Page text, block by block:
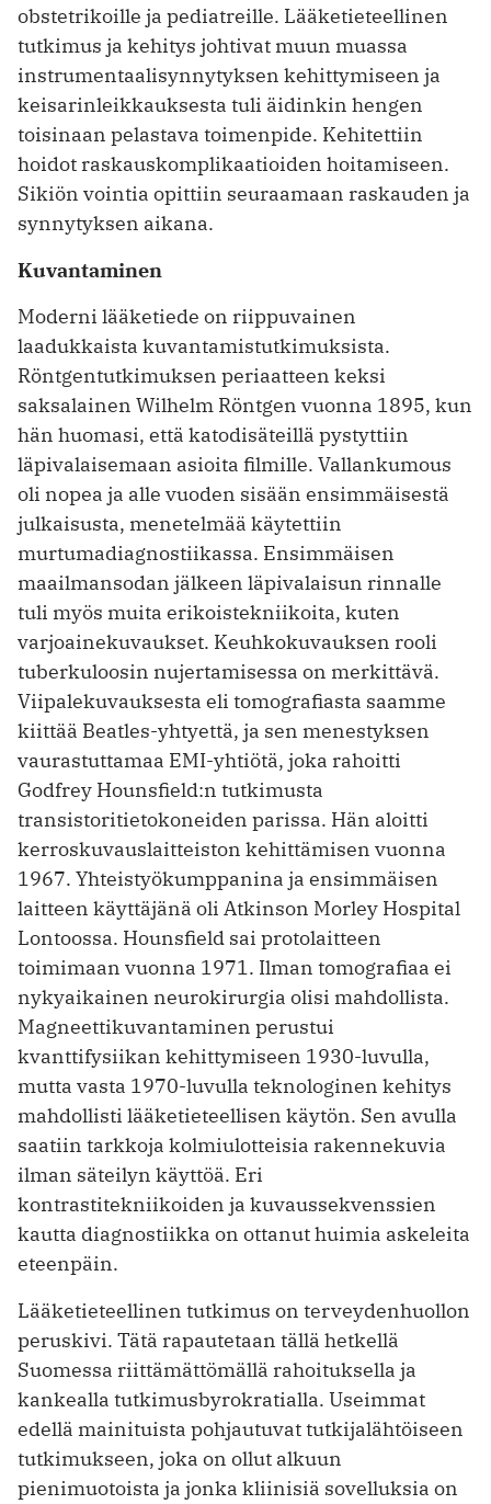
obstetrikoille ja pediatreille. Lääketieteellinen
tutkimus ja kehitys johtivat muun muassa
instrumentaalisynnytyksen kehittymiseen ja
keisarinleikkauksesta tuli äidinkin hengen
toisinaan pelastava toimenpide. Kehitettiin
hoidot raskauskomplikaatioiden hoitamiseen.
Sikiön vointia opittiin seuraamaan raskauden ja
synnytyksen aikana.
Kuvantaminen
Moderni lääketiede on riippuvainen
laadukkaista kuvantamistutkimuksista.
Röntgentutkimuksen periaatteen keksi
saksalainen Wilhelm Röntgen vuonna 1895, kun
hän huomasi, että katodisäteillä pystyttiin
läpivalaisemaan asioita filmille. Vallankumous
oli nopea ja alle vuoden sisään ensimmäisestä
julkaisusta, menetelmää käytettiin
murtumadiagnostiikassa. Ensimmäisen
maailmansodan jälkeen läpivalaisun rinnalle
tuli myös muita erikoistekniikoita, kuten
varjoainekuvaukset. Keuhkokuvauksen rooli
tuberkuloosin nujertamisessa on merkittävä.
Viipalekuvauksesta eli tomografiasta saamme
kiittää Beatles-yhtyettä, ja sen menestyksen
vaurastuttamaa EMI-yhtiötä, joka rahoitti
Godfrey Hounsfield:n tutkimusta
transistoritietokoneiden parissa. Hän aloitti
kerroskuvauslaitteiston kehittämisen vuonna
1967. Yhteistyökumppanina ja ensimmäisen
laitteen käyttäjänä oli Atkinson Morley Hospital
Lontoossa. Hounsfield sai protolaitteen
toimimaan vuonna 1971. Ilman tomografiaa ei
nykyaikainen neurokirurgia olisi mahdollista.
Magneettikuvantaminen perustui
kvanttifysiikan kehittymiseen 1930-luvulla,
mutta vasta 1970-luvulla teknologinen kehitys
mahdollisti lääketieteellisen käytön. Sen avulla
saatiin tarkkoja kolmiulotteisia rakennekuvia
ilman säteilyn käyttöä. Eri
kontrastitekniikoiden ja kuvaussekvenssien
kautta diagnostiikka on ottanut huimia askeleita
eteenpäin.
Lääketieteellinen tutkimus on terveydenhuollon
peruskivi. Tätä rapautetaan tällä hetkellä
Suomessa riittämättömällä rahoituksella ja
kankealla tutkimusbyrokratialla. Useimmat
edellä mainituista pohjautuvat tutkijalähtöiseen
tutkimukseen, joka on ollut alkuun
pienimuotoista ja jonka kliinisiä sovelluksia on